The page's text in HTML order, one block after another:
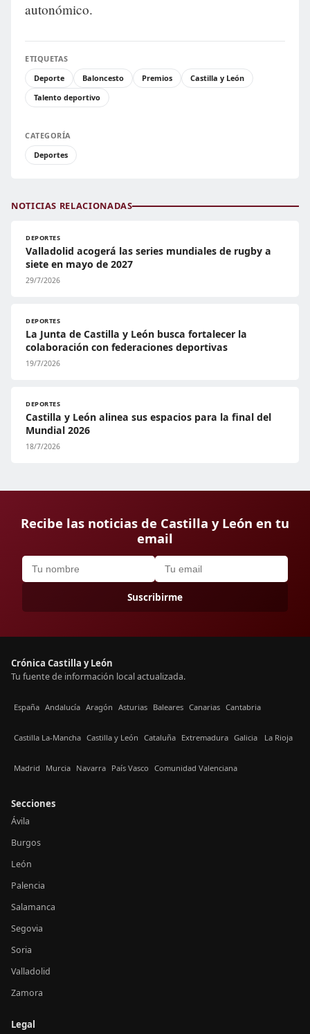
autonómico.
ETIQUETAS
Deporte
Baloncesto Premios
Castilla y León
Talento deportivo
CATEGORÍA
Deportes
NOTICIAS RELACIONADAS
DEPORTES
Valladolid acogerá las series mundiales de rugby a
siete en mayo de 2027
29/7/2026
DEPORTES
La Junta de Castilla y León busca fortalecer la
colaboración con federaciones deportivas
19/7/2026
DEPORTES
Castilla y León alinea sus espacios para la final del
Mundial 2026
18/7/2026
Recibe las noticias de Castilla y León en tu
email
Suscribirme
Crónica Castilla y León
Tu fuente de información local actualizada.
España Andalucía Aragón Asturias Baleares Canarias Cantabria
Castilla La-Mancha Castilla y León Cataluña Extremadura Galicia La Rioja
Madrid Murcia Navarra País Vasco Comunidad Valenciana
Secciones
Ávila
Burgos
León
Palencia
Salamanca
Segovia
Soria
Valladolid
Zamora
Legal